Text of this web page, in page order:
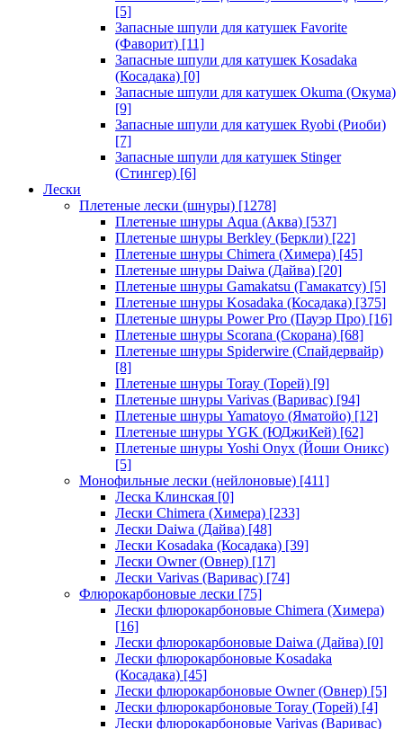
[5]
Запасные шпули для катушек Favorite
(Фаворит) [11]
Запасные шпули для катушек Kosadaka
(Косадака) [0]
Запасные шпули для катушек Okuma (Окума)
[9]
Запасные шпули для катушек Ryobi (Риоби)
[7]
Запасные шпули для катушек Stinger
(Стингер) [6]
Лески
Плетеные лески (шнуры) [1278]
Плетеные шнуры Aqua (Аква) [537]
Плетеные шнуры Berkley (Беркли) [22]
Плетеные шнуры Chimera (Химера) [45]
Плетеные шнуры Daiwa (Дайва) [20]
Плетеные шнуры Gamakatsu (Гамакатсу) [5]
Плетеные шнуры Kosadaka (Косадака) [375]
Плетеные шнуры Power Pro (Пауэр Про) [16]
Плетеные шнуры Scorana (Скорана) [68]
Плетеные шнуры Spiderwire (Спайдервайр)
[8]
Плетеные шнуры Toray (Торей) [9]
Плетеные шнуры Varivas (Варивас) [94]
Плетеные шнуры Yamatoyo (Яматойо) [12]
Плетеные шнуры YGK (ЮДжиКей) [62]
Плетеные шнуры Yoshi Onyx (Йоши Оникс)
[5]
Монофильные лески (нейлоновые) [411]
Леска Клинская [0]
Лески Chimera (Химера) [233]
Лески Daiwa (Дайва) [48]
Лески Kosadaka (Косадака) [39]
Лески Owner (Овнер) [17]
Лески Varivas (Варивас) [74]
Флюрокарбоновые лески [75]
Лески флюрокарбоновые Chimera (Химера)
[16]
Лески флюрокарбоновые Daiwa (Дайва) [0]
Лески флюрокарбоновые Kosadaka
(Косадака) [45]
Лески флюрокарбоновые Owner (Овнер) [5]
Лески флюрокарбоновые Toray (Торей) [4]
Лески флюрокарбоновые Varivas (Варивас)